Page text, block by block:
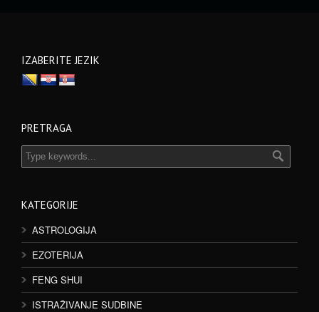
IZABERITE JEZIK
PRETRAGA
KATEGORIJE
ASTROLOGIJA
EZOTERIJA
FENG SHUI
ISTRAŽIVANJE SUDBINE